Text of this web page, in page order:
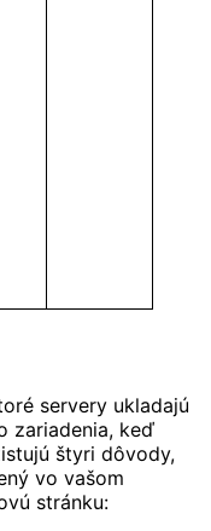
servery ukladajú
zariadenia, keď
štyri dôvody,
vo vašom
stránku: